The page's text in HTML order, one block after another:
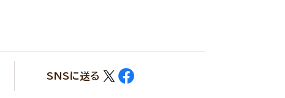
SNSに送る